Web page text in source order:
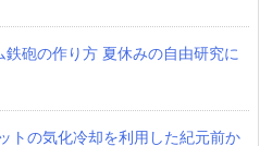
鉄砲の作り方 夏休みの自由研究に
トの気化冷却を利用した紀元前か